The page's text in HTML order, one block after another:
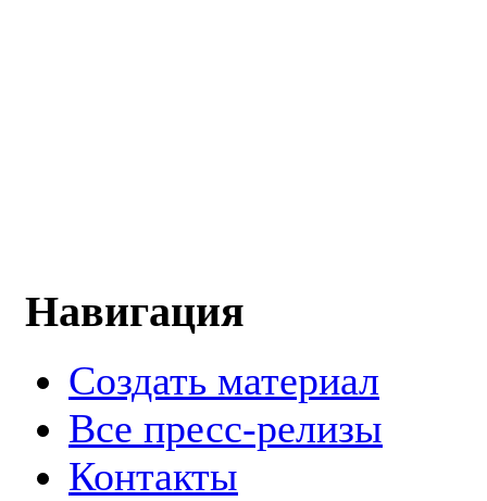
Навигация
Создать материал
Все пресс-релизы
Контакты